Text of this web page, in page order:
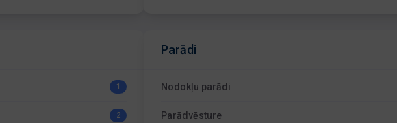
1
2
Parādi
Nodokļu parādi
Parādvēsture